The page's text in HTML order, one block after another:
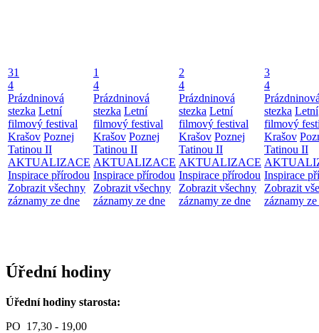
31
4
Prázdninová
stezka Letní
filmový festival
Krašov Poznej
Tatinou II
AKTUALIZACE
Inspirace přírodou
Zobrazit všechny
záznamy ze dne
1
4
Prázdninová
stezka Letní
filmový festival
Krašov Poznej
Tatinou II
AKTUALIZACE
Inspirace přírodou
Zobrazit všechny
záznamy ze dne
2
4
Prázdninová
stezka Letní
filmový festival
Krašov Poznej
Tatinou II
AKTUALIZACE
Inspirace přírodou
Zobrazit všechny
záznamy ze dne
3
4
stezka Letní
filmový
Krašov
Tatinou II
Inspirace
Zobrazit
záznamy
Úřední hodiny
Úřední hodiny starosta:
PO 17,30 - 19,00